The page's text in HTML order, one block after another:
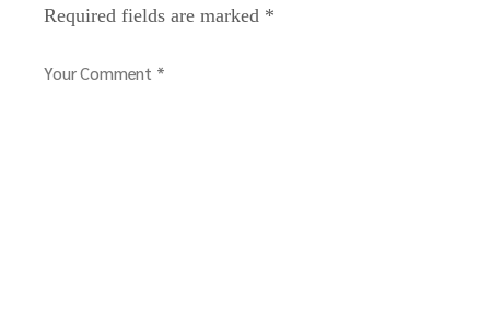
Required fields are marked *
Your Comment *